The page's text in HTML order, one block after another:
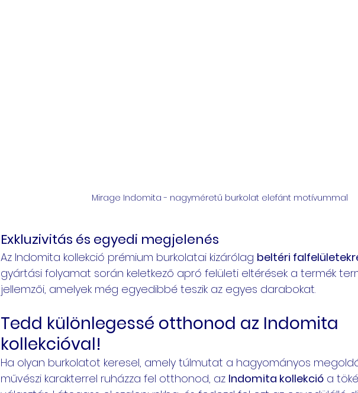
Mirage Indomita - nagyméretű burkolat elefánt motívummal
Exkluzivitás és egyedi megjelenés
Az Indomita kollekció prémium burkolatai kizárólag beltéri
gyártási folyamat során keletkező apró felületi eltérések a termék
jellemzői, amelyek még egyedibbé teszik az egyes darabokat.
Tedd különlegessé otthonod az Indomita
kollekcióval!
Ha olyan burkolatot keresel, amely túlmutat a hagyományos
művészi karakterrel ruházza fel otthonod, az Indomita kollekció a